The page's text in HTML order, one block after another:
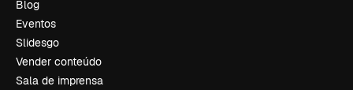
Blog
Eventos
Slidesgo
Vender conteúdo
Sala de imprensa